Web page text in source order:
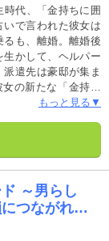
代、「金持ちに囲
いで言われた彼女は
も、離婚。離婚後
生かして、ヘルパー
遣先は豪邸が集ま
の新たな「金持ち
ったいどうなる!?
透明なゆりかご』
×華・期待の新作が
もっと見る▼
～男らし
つながれて